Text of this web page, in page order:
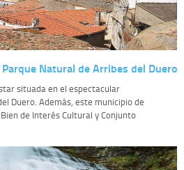
Natural de Arribes del Duero
situada en el espectacular
Duero. Además, este municipio de
de Interés Cultural y Conjunto